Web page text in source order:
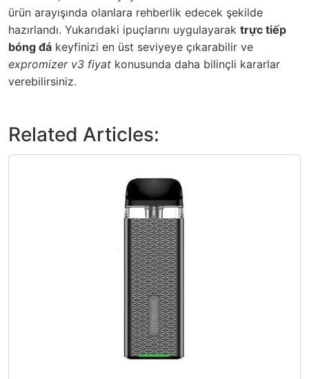
ürün arayışında olanlara rehberlik edecek şekilde
hazırlandı. Yukarıdaki ipuçlarını uygulayarak trực tiếp
bóng đá keyfinizi en üst seviyeye çıkarabilir ve
expromizer v3 fiyat konusunda daha bilinçli kararlar
verebilirsiniz.
Related Articles: